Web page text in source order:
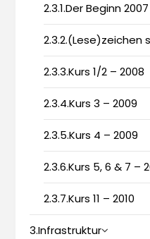
2.3.1.Der Beginn 2007
2.3.2.(Lese)zeichen
2.3.3.Kurs 1/2 – 2008
2.3.4.Kurs 3 – 2009
2.3.5.Kurs 4 – 2009
2.3.6.Kurs 5, 6 & 7 –
2.3.7.Kurs 11 – 2010
3.Infrastruktur